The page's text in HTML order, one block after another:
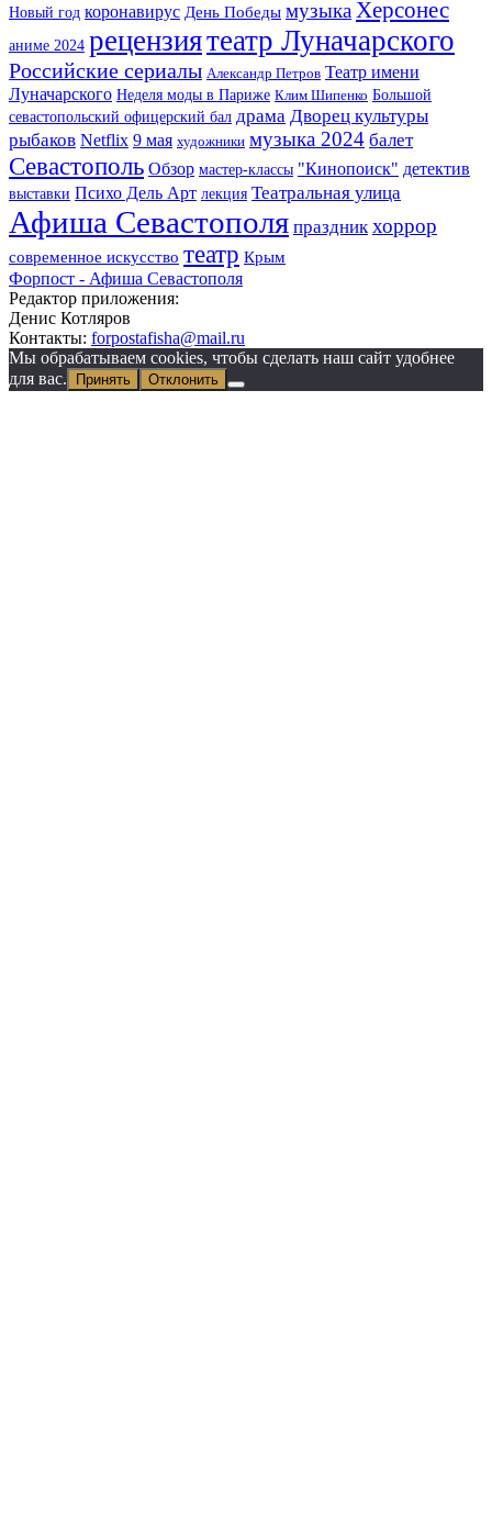
Новый год коронавирус День Победы музыка Херсонес
аниме 2024 рецензиятеатр Луначарского
Российские сериалы Александр Петров Театр имени
Луначарского Неделя моды в Париже Клим Шипенко Большой
севастопольский офицерский бал драма Дворец культуры
рыбаков Netflix 9 мая художники музыка 2024 балет
Севастополь Обзор мастер-классы "Кинопоиск" детектив
выставки Психо Дель Арт лекция Театральная улица
Афиша Севастополя праздник хоррор
современное искусство театр Крым
Форпост - Афиша Севастополя
Редактор приложения:
Денис Котляров
Контакты: forpostafisha@mail.ru
Мы обрабатываем cookies, чтобы сделать наш сайт удобнее
для вас.
Принять Отклонить